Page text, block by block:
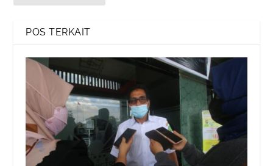
POS TERKAIT